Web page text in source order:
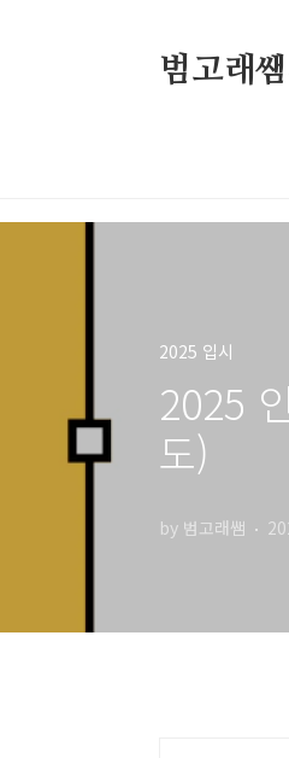
범고래
2025 입시
2025
도)
by 범고래쌤